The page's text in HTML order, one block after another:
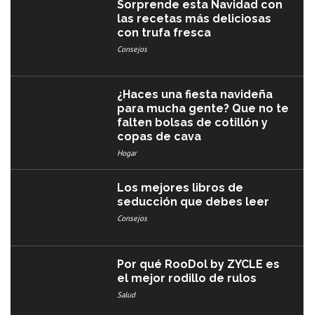
Sorprende esta Navidad con
las recetas más deliciosas
con trufa fresca
Consejos
¿Haces una fiesta navideña
para mucha gente? Que no te
falten bolsas de cotillón y
copas de cava
Hogar
Los mejores libros de
seducción que debes leer
Consejos
Por qué RooDol by ZYCLE es
el mejor rodillo de rulos
Salud